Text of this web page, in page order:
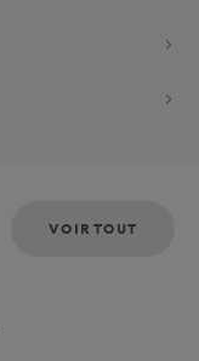
VOIR TOUT